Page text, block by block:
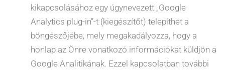
kikapcsolásához egy úgynevezett „Google
Analytics plug-in”-t (kiegészítőt) telepíthet a
böngészőjébe, mely megakadályozza, hogy a
honlap az Önre vonatkozó információkat küldjön a
Google Analitikának. Ezzel kapcsolatban további